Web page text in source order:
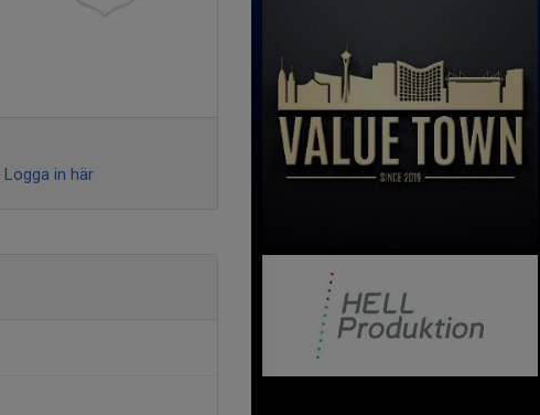
Logga in här